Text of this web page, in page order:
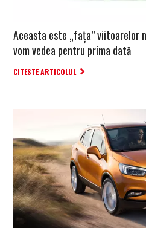
Aceasta este „fața” viitoarelor
vom vedea pentru prima dată
CITESTE ARTICOLUL